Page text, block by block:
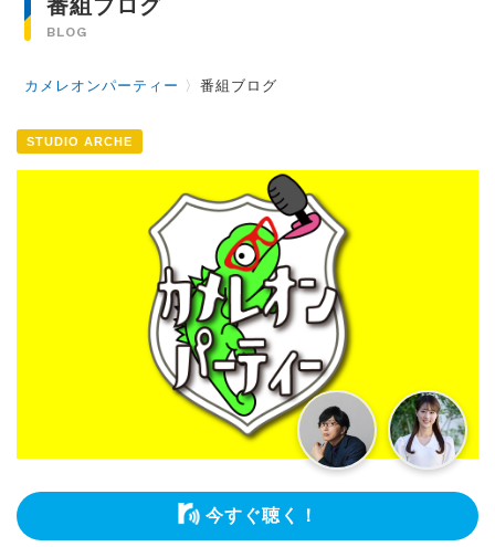
番組ブログ
BLOG
カメレオンパーティー 〉番組ブログ
STUDIO ARCHE
今すぐ聴く！